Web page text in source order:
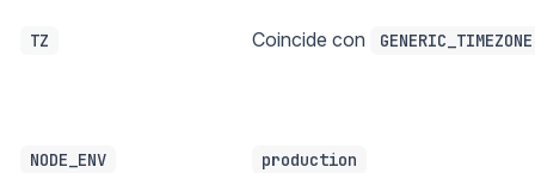
TZ Coincide con GENERIC_TIMEZONE
NODE_ENV production